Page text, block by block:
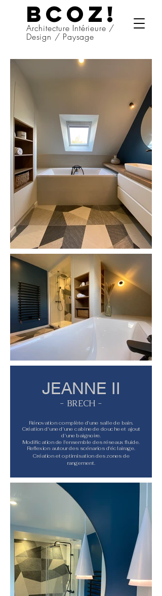
BCOZ!
Architecture Intérieure /
Design / Paysage
JEANNE II
- BRECH -
Rénovation complète d'une salle de bain.
Création d'une d'une cabine de douche et ajout
d'une baignoire.
Modification de l'ensemble des réseaux fluide.
Reflexion autour des scénarios d'éclairage.
Création et optimisation des zones de
rangement.